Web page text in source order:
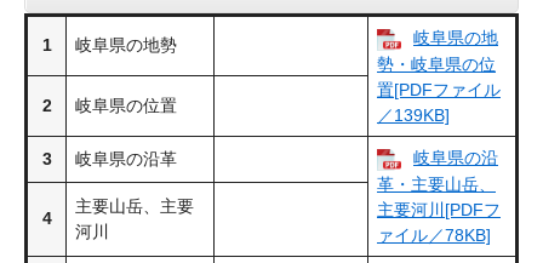
1 岐阜県の地勢
岐阜県の地
勢・岐阜県の位
置[PDFファイル
／139KB]
2 岐阜県の位置
3 岐阜県の沿革
岐阜県の沿
革・主要山岳、
主要河川​[PDFフ
ァイル／78KB]
4
主要山岳、主要
河川